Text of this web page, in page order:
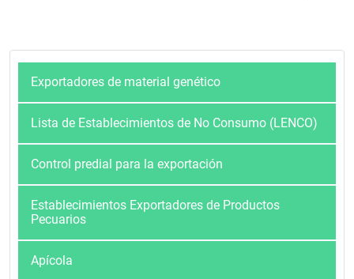
Exportadores de material genético
Lista de Establecimientos de No Consumo (LENCO)
Control predial para la exportación
Establecimientos Exportadores de Productos
Pecuarios
Apícola